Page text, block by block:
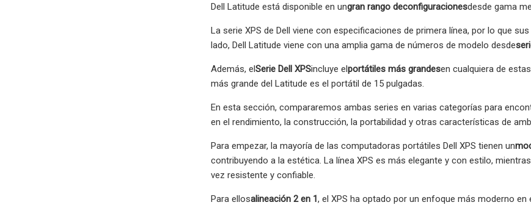
Dell Latitude está disponible en ungran rango deconfiguracionesdesde gama
La serie XPS de Dell viene con especificaciones de primera línea, por lo que
lado, Dell Latitude viene con una amplia gama de números de modelo desde
Además, elSerie Dell XPSincluye elportátiles más grandesen cualquiera de
más grande del Latitude es el portátil de 15 pulgadas.
En esta sección, compararemos ambas series en varias categorías para
en el rendimiento, la construcción, la portabilidad y otras características de
Para empezar, la mayoría de las computadoras portátiles Dell XPS tienen un
contribuyendo a la estética. La línea XPS es más elegante y con estilo,
vez resistente y confiable.
Para ellosalineación 2 en 1, el XPS ha optado por un enfoque más moderno en